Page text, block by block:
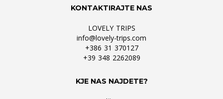
KONTAKTIRAJTE NAS
LOVELY TRIPS
info@lovely-trips.com
+386 31 370127
+39 348 2262089
KJE NAS NAJDETE?